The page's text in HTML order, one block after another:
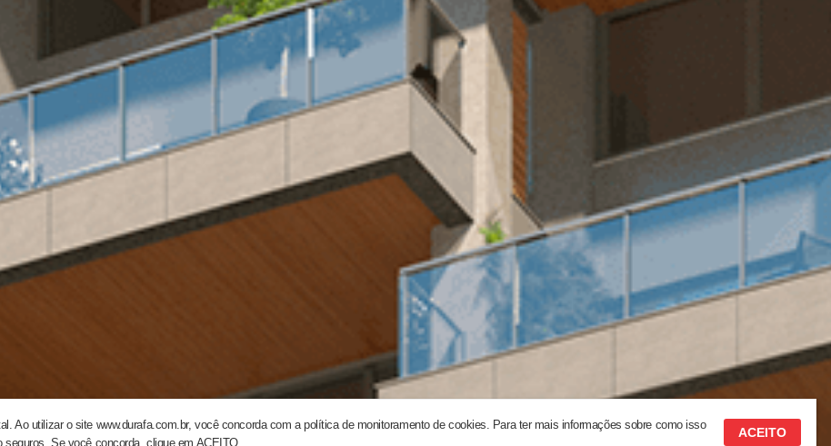
Ao utilizar o site www.durafa.com.br, você concorda com a política de monitoramento de cookies. Para ter mais informações sobre como isso
seguros. Se você concorda, clique em ACEITO.
ACEITO